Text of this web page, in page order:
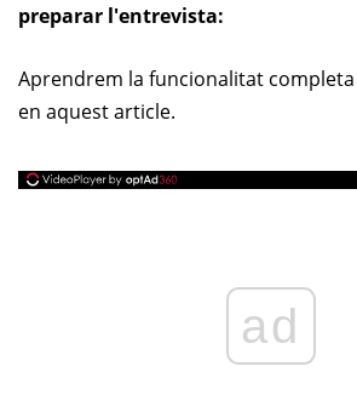
preparar l'entrevista:
Aprendrem la funcionalitat completa
en aquest article.
ad